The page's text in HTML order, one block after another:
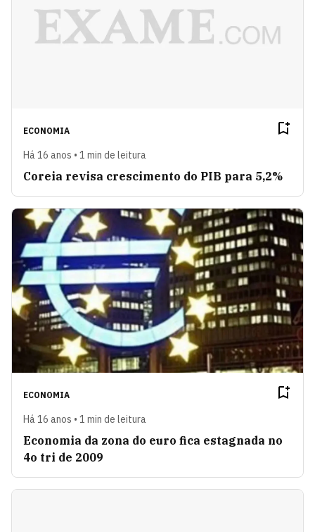
ECONOMIA
Há 16 anos • 1 min de leitura
Coreia revisa crescimento do PIB para 5,2%
ECONOMIA
Há 16 anos • 1 min de leitura
Economia da zona do euro fica estagnada no
4o tri de 2009